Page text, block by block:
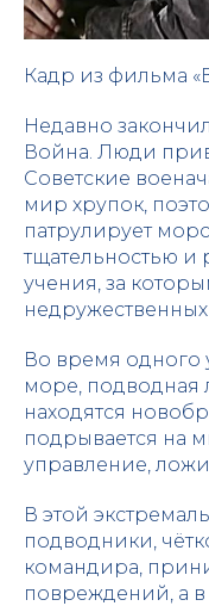
Кадр из фильма
Недавно
Война. Люди
Советские
мир хрупок,
патрулирует
тщательностью и
учения, за
недружественных
Во время одного
море, подводная
находятся
подрывается на
управление,
В этой
подводники,
командира,
повреждений, а